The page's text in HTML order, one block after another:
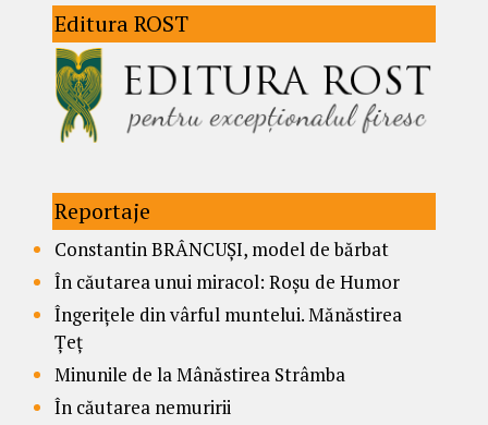
Editura ROST
Reportaje
Constantin BRÂNCUȘI, model de bărbat
În căutarea unui miracol: Roșu de Humor
Îngerițele din vârful muntelui. Mănăstirea
Țeț
Minunile de la Mânăstirea Strâmba
În căutarea nemuririi